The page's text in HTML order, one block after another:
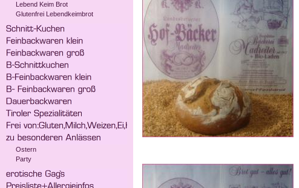
Lebend Keim Brot
Glutenfrei Lebendkeimbrot
Ostern
Party